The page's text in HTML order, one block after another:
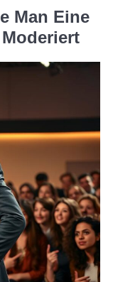
Man Eine